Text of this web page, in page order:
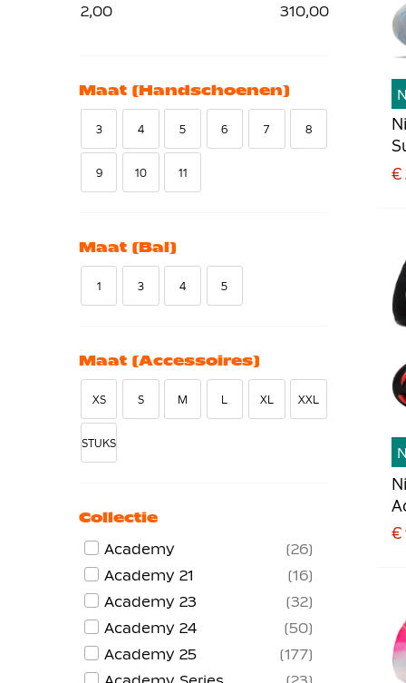
€
€
2,00 310,00
Maat (handschoenen)
3 4 5 6 7 8
9 10 11
Maat (bal)
1 3 4 5
Maat (accessoires)
XS S M L XL XXL
STUKS
Collectie
Academy
26
Academy 21
16
Academy 23
32
Academy 24
50
Academy 25
177